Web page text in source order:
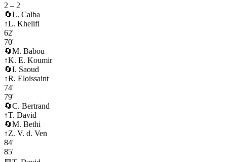
2 – 2
🔄L. Calba
↑L. Khelifi
62'
70'
🔄M. Babou
↑K. E. Koumir
🔄I. Saoud
↑R. Eloissaint
74'
79'
🔄C. Bertrand
↑T. David
🔄M. Bethi
↑Z. V. d. Ven
84'
85'